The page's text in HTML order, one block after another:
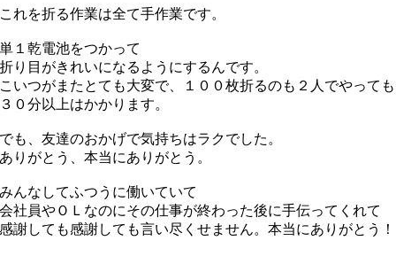
れを折る作業は全て手作業です。
１乾電池をつかって
り目がきれいになるようにするんです。
いつがまたとても大変で、１００枚折るのも２人でやっても
０分以上はかかります。
も、友達のおかげで気持ちはラクでした。
りがとう、本当にありがとう。
んなしてふつうに働いていて
社員やＯＬなのにその仕事が終わった後に手伝ってくれて
謝しても感謝しても言い尽くせません。本当にありがとう！